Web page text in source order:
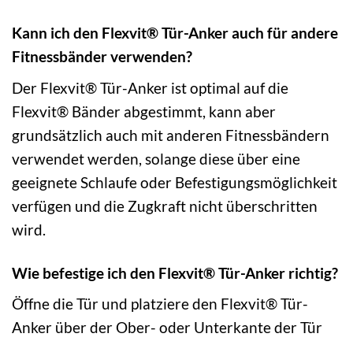
Kann ich den Flexvit® Tür-Anker auch für andere
Fitnessbänder verwenden?
Der Flexvit® Tür-Anker ist optimal auf die
Flexvit® Bänder abgestimmt, kann aber
grundsätzlich auch mit anderen Fitnessbändern
verwendet werden, solange diese über eine
geeignete Schlaufe oder Befestigungsmöglichkeit
verfügen und die Zugkraft nicht überschritten
wird.
Wie befestige ich den Flexvit® Tür-Anker richtig?
Öffne die Tür und platziere den Flexvit® Tür-
Anker über der Ober- oder Unterkante der Tür